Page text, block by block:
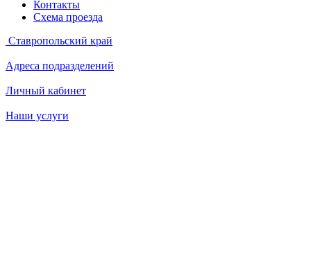
Контакты
Схема проезда
Ставропольский край
Адреса подразделений
Личный кабинет
Наши услуги